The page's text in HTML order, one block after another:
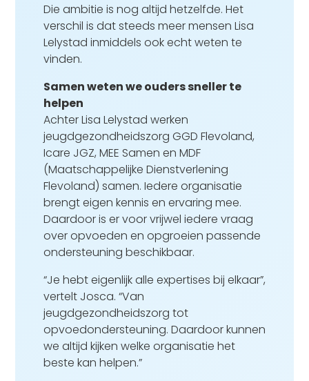
Die ambitie is nog altijd hetzelfde. Het
verschil is dat steeds meer mensen Lisa
Lelystad inmiddels ook echt weten te
vinden.
Samen weten we ouders sneller te
helpen
Achter Lisa Lelystad werken
jeugdgezondheidszorg GGD Flevoland,
Icare JGZ, MEE Samen en MDF
(Maatschappelijke Dienstverlening
Flevoland) samen. Iedere organisatie
brengt eigen kennis en ervaring mee.
Daardoor is er voor vrijwel iedere vraag
over opvoeden en opgroeien passende
ondersteuning beschikbaar.
“Je hebt eigenlijk alle expertises bij elkaar”,
vertelt Josca. “Van
jeugdgezondheidszorg tot
opvoedondersteuning. Daardoor kunnen
we altijd kijken welke organisatie het
beste kan helpen.”